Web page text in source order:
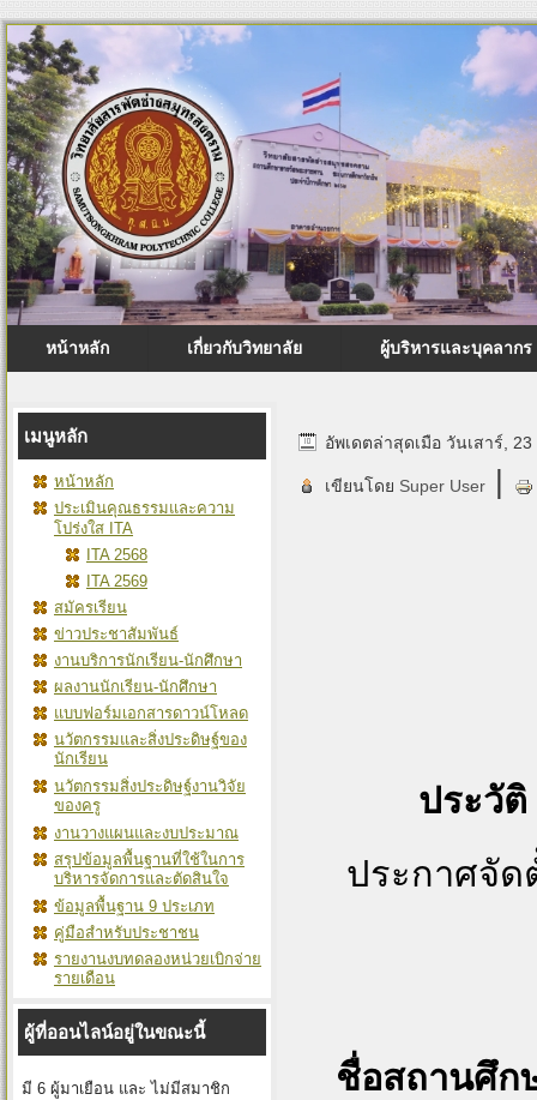
หน้าหลัก เกี่ยวกับวิทยาลัย ผู้บริหารและบุคลากร
เมนูหลัก
หน้าหลัก
ประเมินคุณธรรมและความ
โปร่งใส ITA
ITA 2568
ITA 2569
สมัครเรียน
ข่าวประชาสัมพันธ์
งานบริการนักเรียน-นักศึกษา
ผลงานนักเรียน-นักศึกษา
แบบฟอร์มเอกสารดาวน์โหลด
นวัตกรรมและสิ่งประดิษฐ์ของ
นักเรียน
นวัตกรรมสิ่งประดิษฐ์งานวิจัย
ของครู
งานวางแผนและงบประมาณ
สรุปข้อมูลพื้นฐานที่ใช้ในการ
บริหารจัดการและตัดสินใจ
ข้อมูลพื้นฐาน 9 ประเภท
คู่มือสำหรับประชาชน
รายงานงบทดลองหน่วยเบิกจ่าย
รายเดือน
ผู้ที่ออนไลน์อยู่ในขณะนี้
มี 6 ผู้มาเยือน และ ไม่มีสมาชิก
อัพเดตล่าสุดเมือ วันเสาร์,
เขียนโดย Super User
ประวั
ประกาศจัด
ชื่อสถานศึก